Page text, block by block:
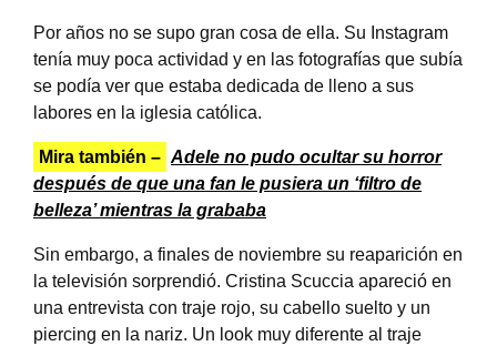
Por años no se supo gran cosa de ella. Su Instagram
tenía muy poca actividad y en las fotografías que subía
se podía ver que estaba dedicada de lleno a sus
labores en la iglesia católica.
Mira también – Adele no pudo ocultar su horror
después de que una fan le pusiera un ‘filtro de
belleza’ mientras la grababa
Sin embargo, a finales de noviembre su reaparición en
la televisión sorprendió. Cristina Scuccia apareció en
una entrevista con traje rojo, su cabello suelto y un
piercing en la nariz. Un look muy diferente al traje